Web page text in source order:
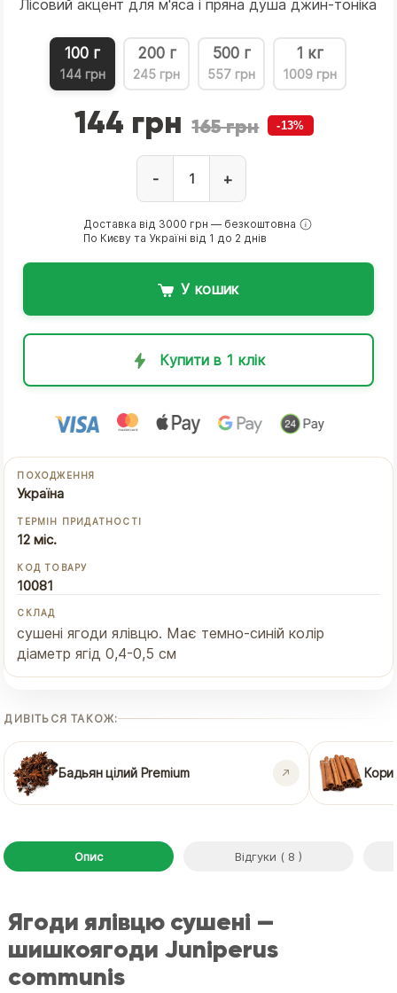
Лісовий акцент для м'яса і пряна душа джин-тоніка
100 г
144 грн
200 г
245 грн
500 г
557 грн
1 кг
1009 грн
144 грн 165 грн -13%
- +
Доставка від 3000 грн — безкоштовна
По Києву та Україні від 1 до 2 днів
У кошик
Купити в 1 клік
ПОХОДЖЕННЯ
Україна
ТЕРМІН ПРИДАТНОСТІ
12 міс.
КОД ТОВАРУ
10081
СКЛАД
сушені ягоди ялівцю. Має темно-синій колір
діаметр ягід 0,4-0,5 см
ДИВІТЬСЯ ТАКОЖ:
Бадьян цілий Premium
Опис Відгуки ( 8 )
Ягоди ялівцю сушені —
шишкоягоди Juniperus
communis